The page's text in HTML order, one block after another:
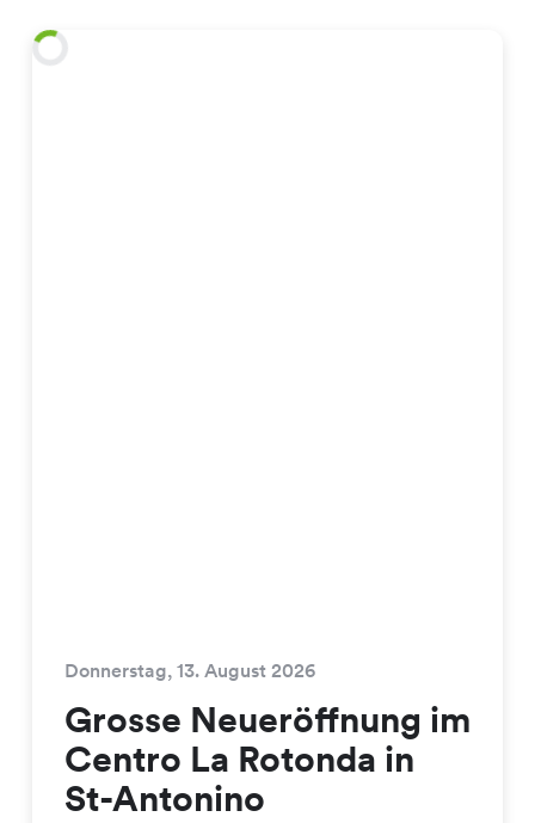
Donnerstag, 13. August 2026
Grosse Neueröffnung im
Centro La Rotonda in
St-Antonino